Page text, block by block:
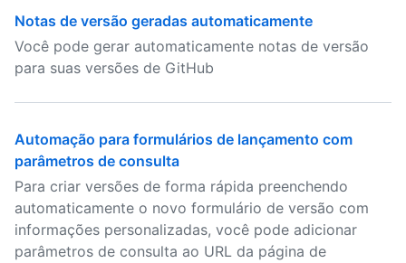
Notas de versão geradas automaticamente
Você pode gerar automaticamente notas de versão
para suas versões de GitHub
Automação para formulários de lançamento com
parâmetros de consulta
Para criar versões de forma rápida preenchendo
automaticamente o novo formulário de versão com
informações personalizadas, você pode adicionar
parâmetros de consulta ao URL da página de